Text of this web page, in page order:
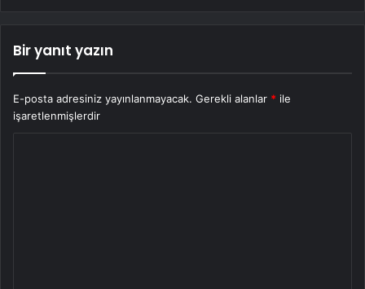
Bir yanıt yazın
E-posta adresiniz yayınlanmayacak. Gerekli alanlar * ile
işaretlenmişlerdir